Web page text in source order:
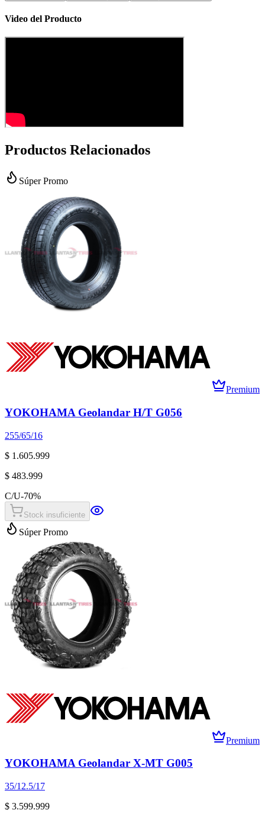
Video del Producto
Productos Relacionados
Súper Promo
Premium
YOKOHAMA Geolandar H/T G056
255/65/16
$ 1.605.999
$ 483.999
C/U-70%
Stock insuficiente
Súper Promo
Premium
YOKOHAMA Geolandar X-MT G005
35/12.5/17
$ 3.599.999